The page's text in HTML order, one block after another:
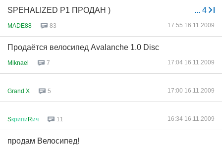
... 4
SPEHALIZED P1 ПРОДАН )
MADE88 83 17:55 16.11.2009
Продаётся велосипед Avalanche 1.0 Disc
Miknael 7 17:04 16.11.2009
Grand X 5 17:00 16.11.2009
SкрипиRич 11 16:34 16.11.2009
продам Велосипед!